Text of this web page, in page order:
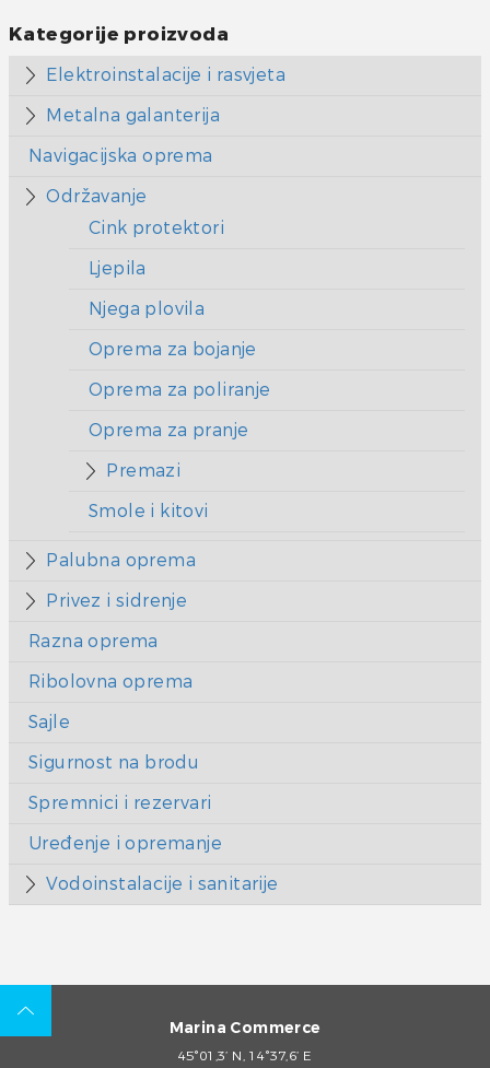
Kategorije proizvoda
Elektroinstalacije i rasvjeta
Metalna galanterija
Navigacijska oprema
Održavanje
Cink protektori
Ljepila
Njega plovila
Oprema za bojanje
Oprema za poliranje
Oprema za pranje
Premazi
Smole i kitovi
Palubna oprema
Privez i sidrenje
Razna oprema
Ribolovna oprema
Sajle
Sigurnost na brodu
Spremnici i rezervari
Uređenje i opremanje
Vodoinstalacije i sanitarije
Marina Commerce
45°01,3’ N, 14°37,6’ E